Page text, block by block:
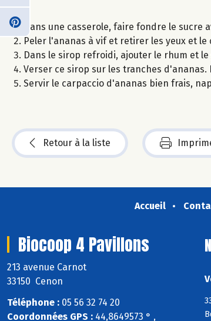
Dans une casserole, faire fondre le
Peler l'ananas à vif et retirer les yeux et
Dans le sirop refroidi, ajouter le rhum et
Verser ce sirop sur les tranches
Servir le carpaccio d'ananas bien frais,
Retour à la liste
Accueil
Biocoop 4 Pavillons
213 avenue Carnot
33150 Cenon
Téléphone : 05 56 32 74 20
Coordonnées GPS : 44,8649573 ° ,